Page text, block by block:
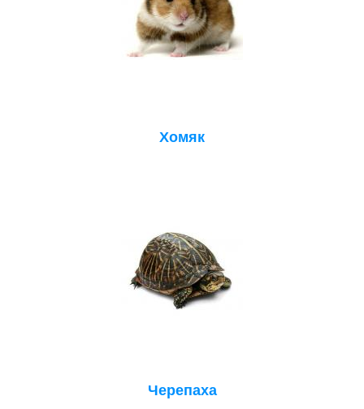
Хомяк
Черепаха